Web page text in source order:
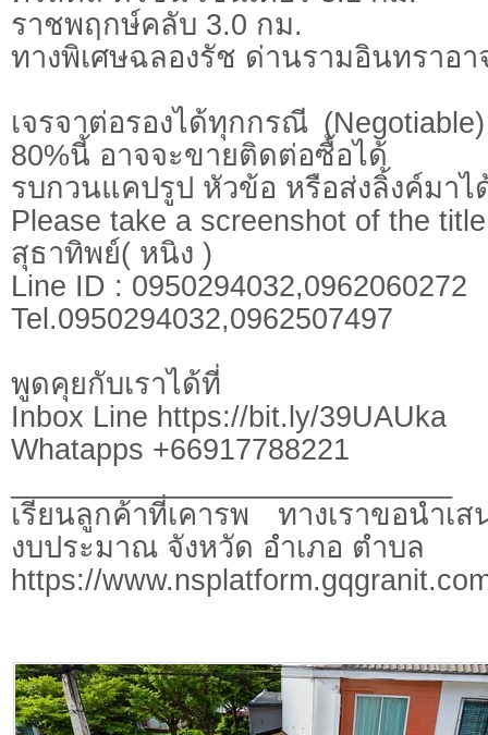
ราชพฤกษ์คลับ 3.0 กม.
ทางพิเศษฉลองรัช ด่านรามอินทราอ
เจรจาต่อรองได้ทุกกรณี
80%นี้ อาจจะขายติดต่อซื้อได้
รบกวนแคปรูป หัวข้อ หรือส่งลิ้งค์มาไ
Please take a screenshot of the
สุธาทิพย์( หนิง )
Line ID : 0950294032,0962060272
Tel.0950294032,0962507497
พูดคุยกับเราได้ที่
Inbox Line https://bit.ly/39UAUka
Whatapps +66917788221
เรียนลูกค้าที่เคารพ ทางเราขอนำเ
งบประมาณ จังหวัด อำเภอ ตำบล
https://